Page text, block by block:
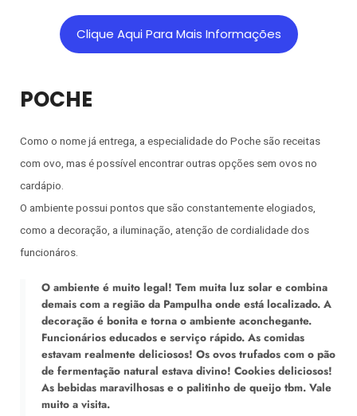
Clique Aqui Para Mais Informações
POCHE
Como o nome já entrega, a especialidade do Poche são receitas
com ovo, mas é possível encontrar outras opções sem ovos no
cardápio.
O ambiente possui pontos que são constantemente elogiados,
como a decoração, a iluminação, atenção de cordialidade dos
funcionáros.
O ambiente é muito legal! Tem muita luz solar e combina
demais com a região da Pampulha onde está localizado. A
decoração é bonita e torna o ambiente aconchegante.
Funcionários educados e serviço rápido. As comidas
estavam realmente deliciosos! Os ovos trufados com o pão
de fermentação natural estava divino! Cookies deliciosos!
As bebidas maravilhosas e o palitinho de queijo tbm. Vale
muito a visita.